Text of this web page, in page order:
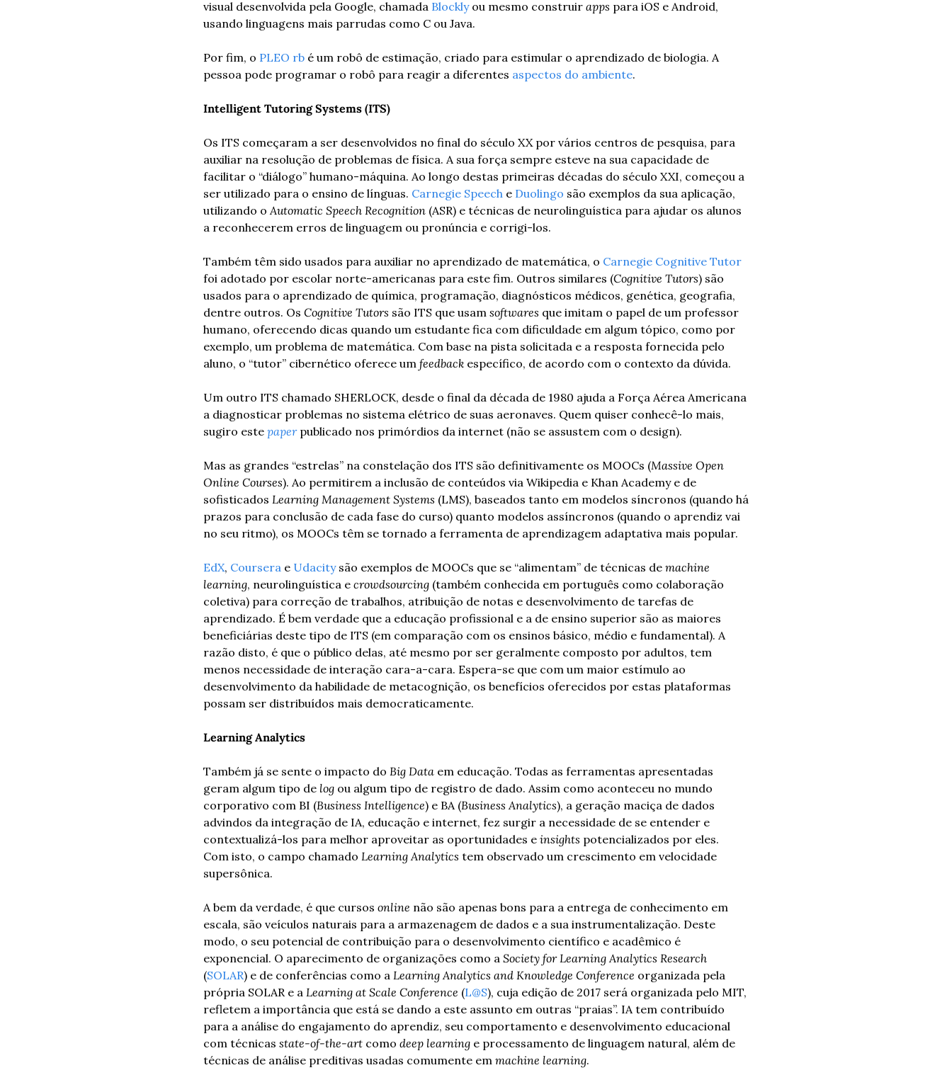
visual desenvolvida pela Google, chamada Blockly ou mesmo construir apps para iOS e Android,
usando linguagens mais parrudas como C ou Java.
Por fim, o PLEO rb é um robô de estimação, criado para estimular o aprendizado de biologia. A
pessoa pode programar o robô para reagir a diferentes aspectos do ambiente.
Intelligent Tutoring Systems (ITS)
Os ITS começaram a ser desenvolvidos no final do século XX por vários centros de pesquisa, para
auxiliar na resolução de problemas de física. A sua força sempre esteve na sua capacidade de
facilitar o “diálogo” humano-máquina. Ao longo destas primeiras décadas do século XXI, começou a
ser utilizado para o ensino de línguas. Carnegie Speech e Duolingo são exemplos da sua aplicação,
utilizando o Automatic Speech Recognition (ASR) e técnicas de neurolinguística para ajudar os alunos
a reconhecerem erros de linguagem ou pronúncia e corrigi-los.
Também têm sido usados para auxiliar no aprendizado de matemática, o Carnegie Cognitive Tutor
foi adotado por escolar norte-americanas para este fim. Outros similares (Cognitive Tutors) são
usados para o aprendizado de química, programação, diagnósticos médicos, genética, geografia,
dentre outros. Os Cognitive Tutors são ITS que usam softwares que imitam o papel de um professor
humano, oferecendo dicas quando um estudante fica com dificuldade em algum tópico, como por
exemplo, um problema de matemática. Com base na pista solicitada e a resposta fornecida pelo
aluno, o “tutor” cibernético oferece um feedback específico, de acordo com o contexto da dúvida.
Um outro ITS chamado SHERLOCK, desde o final da década de 1980 ajuda a Força Aérea Americana
a diagnosticar problemas no sistema elétrico de suas aeronaves. Quem quiser conhecê-lo mais,
sugiro este paper publicado nos primórdios da internet (não se assustem com o design).
Mas as grandes “estrelas” na constelação dos ITS são definitivamente os MOOCs (Massive Open
Online Courses). Ao permitirem a inclusão de conteúdos via Wikipedia e Khan Academy e de
sofisticados Learning Management Systems (LMS), baseados tanto em modelos síncronos (quando há
prazos para conclusão de cada fase do curso) quanto modelos assíncronos (quando o aprendiz vai
no seu ritmo), os MOOCs têm se tornado a ferramenta de aprendizagem adaptativa mais popular.
EdX, Coursera e Udacity são exemplos de MOOCs que se “alimentam” de técnicas de machine
learning, neurolinguística e crowdsourcing (também conhecida em português como colaboração
coletiva) para correção de trabalhos, atribuição de notas e desenvolvimento de tarefas de
aprendizado. É bem verdade que a educação profissional e a de ensino superior são as maiores
beneficiárias deste tipo de ITS (em comparação com os ensinos básico, médio e fundamental). A
razão disto, é que o público delas, até mesmo por ser geralmente composto por adultos, tem
menos necessidade de interação cara-a-cara. Espera-se que com um maior estímulo ao
desenvolvimento da habilidade de metacognição, os benefícios oferecidos por estas plataformas
possam ser distribuídos mais democraticamente.
Learning Analytics
Também já se sente o impacto do Big Data em educação. Todas as ferramentas apresentadas
geram algum tipo de log ou algum tipo de registro de dado. Assim como aconteceu no mundo
corporativo com BI (Business Intelligence) e BA (Business Analytics), a geração maciça de dados
advindos da integração de IA, educação e internet, fez surgir a necessidade de se entender e
contextualizá-los para melhor aproveitar as oportunidades e insights potencializados por eles.
Com isto, o campo chamado Learning Analytics tem observado um crescimento em velocidade
supersônica.
A bem da verdade, é que cursos online não são apenas bons para a entrega de conhecimento em
escala, são veículos naturais para a armazenagem de dados e a sua instrumentalização. Deste
modo, o seu potencial de contribuição para o desenvolvimento científico e acadêmico é
exponencial. O aparecimento de organizações como a Society for Learning Analytics Research
(SOLAR) e de conferências como a Learning Analytics and Knowledge Conference organizada pela
própria SOLAR e a Learning at Scale Conference (L@S), cuja edição de 2017 será organizada pelo MIT,
refletem a importância que está se dando a este assunto em outras “praias”. IA tem contribuído
para a análise do engajamento do aprendiz, seu comportamento e desenvolvimento educacional
com técnicas state-of-the-art como deep learning e processamento de linguagem natural, além de
técnicas de análise preditivas usadas comumente em machine learning.